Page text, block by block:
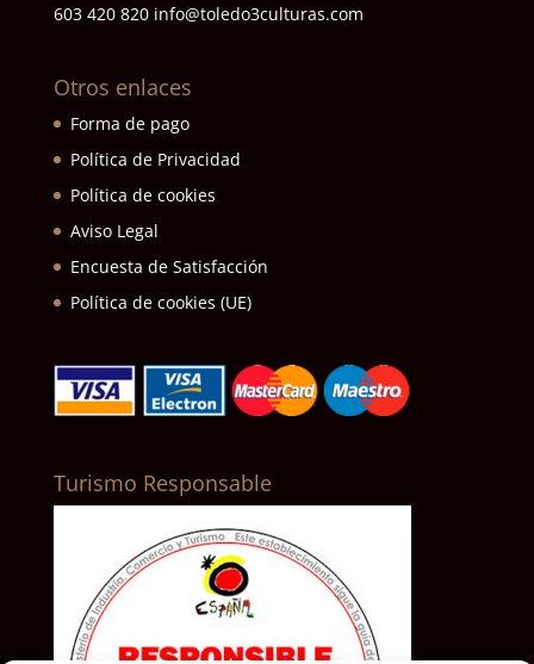
603 420 820 info@toledo3culturas.com
Otros enlaces
Forma de pago
Política de Privacidad
Política de cookies
Aviso Legal
Encuesta de Satisfacción
Política de cookies (UE)
Turismo Responsable